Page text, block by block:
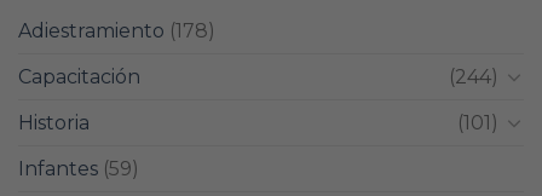
Adiestramiento (178)
Capacitación
(244)
Historia
(101)
Infantes (59)